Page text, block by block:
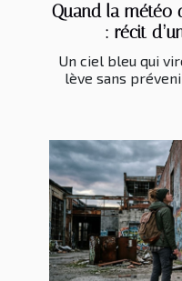
Quand la météo
: récit
Un ciel bleu qui
lève sans